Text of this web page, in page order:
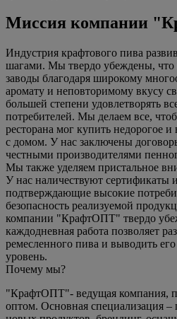
Миссия компании
Индустрия крафтового пива
шагами. Мы твердо убеждены, что
заводы благодаря широкому
аромату и неповторимому вкусу
большей степени удовлетворять
потребителей. Мы делаем все,
ресторана мог купить недорогое
с домом. У нас заключены
честными производителями
Мы также уделяем пристальное
У нас наличествуют сертификаты
подтверждающие высокие
безопасность реализуемой
компании "КрафтОПТ" твердо
каждодневная работа позволяет
ремесленного пива и выводить
уровень.
Почему мы?
"КрафтОПТ"- ведущая компания,
оптом. Основная специализация